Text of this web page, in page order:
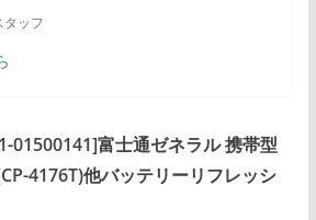
タッフ
01500141]富士通ゼネラル 携帯型
4176T)他バッテリーリフレッシ